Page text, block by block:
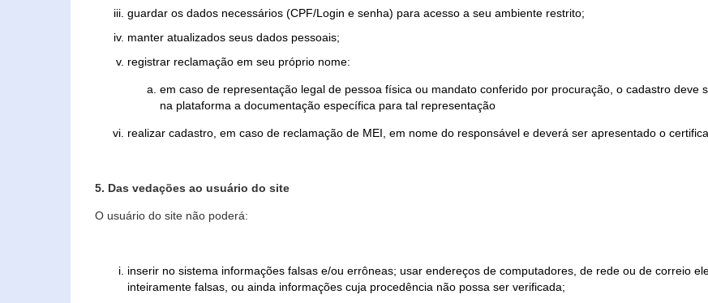
guardar os dados necessários (CPF/Login e senha) para acesso a seu ambiente restrito;
manter atualizados seus dados pessoais;
registrar reclamação em seu próprio nome:
em caso de representação legal de pessoa física ou mandato conferido por procuração, o cadastro deve
na plataforma a documentação específica para tal representação
realizar cadastro, em caso de reclamação de MEI, em nome do responsável e deverá ser apresentado o
5. Das vedações ao usuário do site
O usuário do site não poderá:
inserir no sistema informações falsas e/ou errôneas; usar endereços de computadores, de rede ou de correio
inteiramente falsas, ou ainda informações cuja procedência não possa ser verificada;